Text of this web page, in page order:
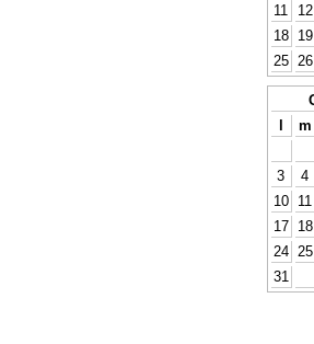
11
12
18
19
25
26
l
m
3
4
10
11
17
18
24
25
31